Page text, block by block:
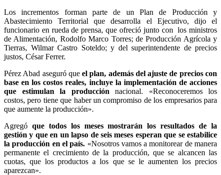
Los incrementos forman parte de un Plan de Producción y
Abastecimiento Territorial que desarrolla el Ejecutivo, dijo el
funcionario en rueda de prensa, que ofreció junto con los ministros
de Alimentación, Rodolfo Marco Torres; de Producción Agrícola y
Tierras, Wilmar Castro Soteldo; y del superintendente de precios
justos, César Ferrer.
Pérez Abad aseguró queel plan, además del ajuste de precios con
base en los costos reales, incluye la implementación de acciones
que estimulan la producción nacional. «Reconoceremos los
costos, pero tiene que haber un compromiso de los empresarios para
que aumente la producción».
Agregó que todos los meses mostrarán los resultados de la
gestión y que en un lapso de seis meses esperan que se estabilice
la producción en el país. «Nosotros vamos a monitorear de manera
permanente el crecimiento de la producción, que se alcancen las
cuotas, que los productos a los que se le aumenten los precios
aparezcan».